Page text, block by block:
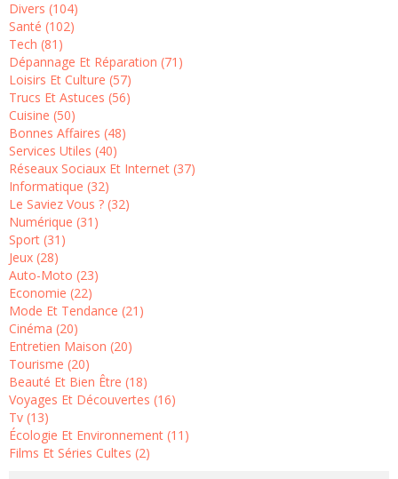
Divers (104)
Santé (102)
Tech (81)
Dépannage Et Réparation (71)
Loisirs Et Culture (57)
Trucs Et Astuces (56)
Cuisine (50)
Bonnes Affaires (48)
Services Utiles (40)
Réseaux Sociaux Et Internet (37)
Informatique (32)
Le Saviez Vous ? (32)
Numérique (31)
Sport (31)
Jeux (28)
Auto-Moto (23)
Economie (22)
Mode Et Tendance (21)
Cinéma (20)
Entretien Maison (20)
Tourisme (20)
Beauté Et Bien Être (18)
Voyages Et Découvertes (16)
Tv (13)
Écologie Et Environnement (11)
Films Et Séries Cultes (2)